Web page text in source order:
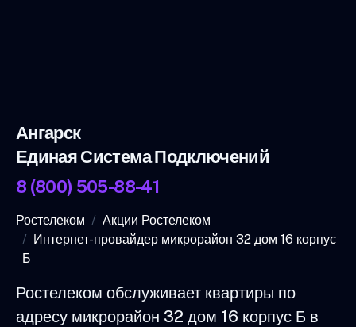
Ангарск
Единая Система Подключений
8 (800) 505-88-41
Ростелеком
Акции Ростелеком
Интернет-провайдер микрорайон 32 дом 16 корпус
Б
Ростелеком обслуживает квартиры по
адресу микрорайон 32 дом 16 корпус Б в